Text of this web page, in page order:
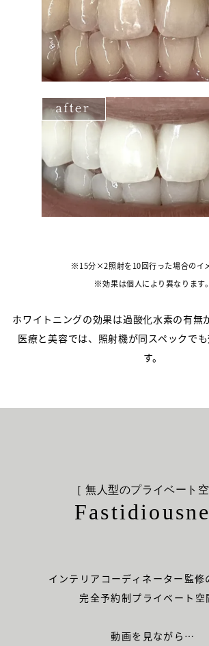
15分×2照射を10回行った場合のイ
効果は個人により異なります。
ホワイトニングの効果は過酸化水素の有無
医療と美容では、照射機が同スペックで
す。
［ 無人型のプライベート空
インテリアコーディネーター
完全予約制プライベート空
動画を見ながら…